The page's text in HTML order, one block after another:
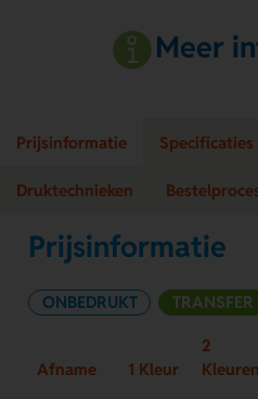
Meer
Prijsinformatie Specificaties
Druktechnieken
Prijsinformatie
ONBEDRUKT TRANSFER
Afname 1 Kleur
2
Kleuren